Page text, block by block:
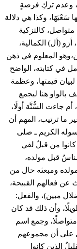
وعدم تركِ فرصةٍ
سَعْيَهَا، وكذا هي دلالة
متواصل، كالتزكية
(أل) الكمالية،
المعلوم في ذهن
في كتابته، الواضح
قيمتها، وعظمة
بالواو هنا ليجمع
أم جاءت السُّنَّة أولًا،
ما ترتيب، المهم أن
الكريم ـ صلى
كانوا من قبلُ لفي
قبل مولده،
ومبعثه حال من
عن فعالهم القبيحة،
مبين)، والفعل:
وأن ذلك قد كان
متواصلًا، وجمع اسم
على أن مجموعهم
الذين كانوا